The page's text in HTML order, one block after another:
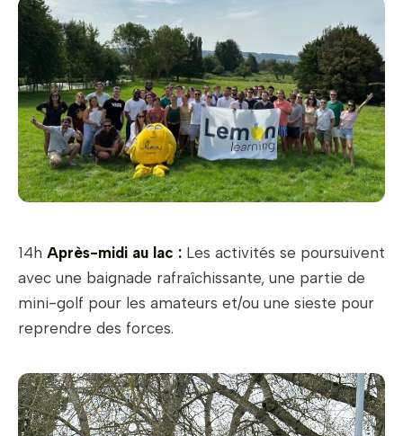
14h Après-midi au lac : Les activités se poursuivent
avec une baignade rafraîchissante, une partie de
mini-golf pour les amateurs et/ou une sieste pour
reprendre des forces.